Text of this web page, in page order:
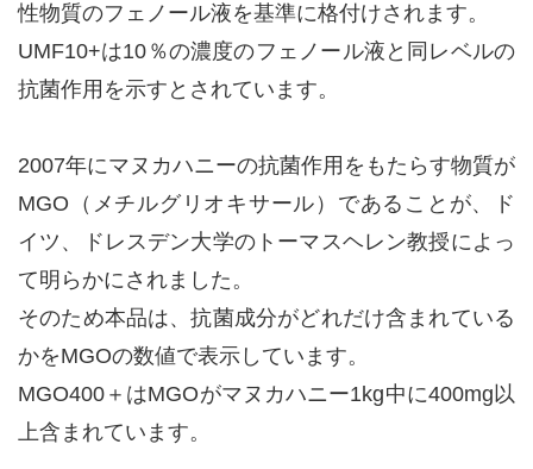
性物質のフェノール液を基準に格付けされます。
UMF10+は10％の濃度のフェノール液と同レベルの
抗菌作用を示すとされています。
2007年にマヌカハニーの抗菌作用をもたらす物質が
MGO（メチルグリオキサール）であることが、ド
イツ、ドレスデン大学のトーマスヘレン教授によっ
て明らかにされました。
そのため本品は、抗菌成分がどれだけ含まれている
かをMGOの数値で表示しています。
MGO400＋はMGOがマヌカハニー1kg中に400mg以
上含まれています。